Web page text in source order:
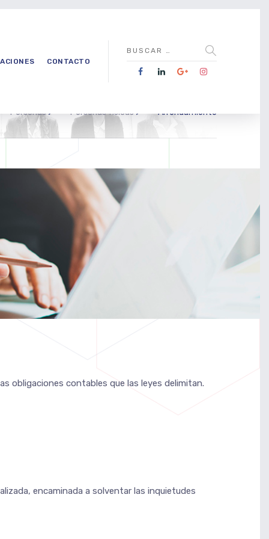
CONTACTO
Personas> Personas físicas> Arrendamiento
obligaciones contables que las leyes delimitan.
encaminada a solventar las inquietudes